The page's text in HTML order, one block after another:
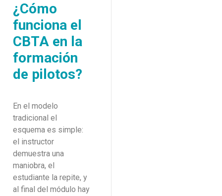
¿Cómo
funciona el
CBTA en la
formación
de pilotos?
En el modelo
tradicional el
esquema es simple:
el instructor
demuestra una
maniobra, el
estudiante la repite, y
al final del módulo hay